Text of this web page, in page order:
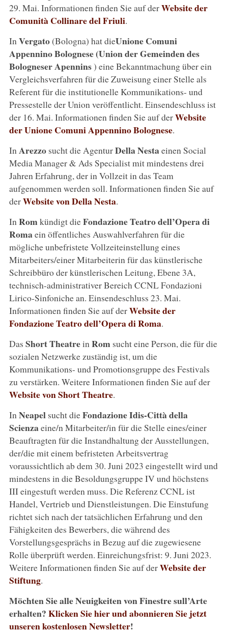
29. Mai. Informationen finden Sie auf derWebsite der
Comunità Collinare del Friuli.
In Vergato(Bologna) hat dieUnione Comuni
Appennino Bolognese (Union der Gemeinden des
Bologneser Apennins) eine Bekanntmachung über ein
Vergleichsverfahren für die Zuweisung einer Stelle als
Referent für die institutionelle Kommunikations- und
Pressestelle der Union veröffentlicht. Einsendeschluss ist
der 16. Mai. Informationen finden Sie auf derWebsite
der Unione Comuni Appennino Bolognese.
In Arezzosucht die AgenturDella Nestaeinen Social
Media Manager & Ads Specialist mit mindestens drei
Jahren Erfahrung, der in Vollzeit in das Team
aufgenommen werden soll. Informationen finden Sie auf
derWebsite von Della Nesta.
In Romkündigt dieFondazione Teatro dell’Opera di
Romaein öffentliches Auswahlverfahren für die
mögliche unbefristete Vollzeiteinstellung eines
Mitarbeiters/einer Mitarbeiterin für das künstlerische
Schreibbüro der künstlerischen Leitung, Ebene 3A,
technisch-administrativer Bereich CCNL Fondazioni
Lirico-Sinfoniche an. Einsendeschluss 23. Mai.
Informationen finden Sie auf derWebsite der
Fondazione Teatro dell’Opera di Roma.
Das Short Theatrein Rom sucht eine Person, die für die
sozialen Netzwerke zuständig ist, um die
Kommunikations- und Promotionsgruppe des Festivals
zu verstärken. Weitere Informationen finden Sie auf der
Website von Short Theatre.
In Neapel sucht dieFondazione Idis-Città della
Scienzaeine/n Mitarbeiter/in für die Stelle eines/einer
Beauftragten für die Instandhaltung der Ausstellungen,
der/die mit einem befristeten Arbeitsvertrag
voraussichtlich ab dem 30. Juni 2023 eingestellt wird und
mindestens in die Besoldungsgruppe IV und höchstens
III eingestuft werden muss. Die Referenz CCNL ist
Handel, Vertrieb und Dienstleistungen. Die Einstufung
richtet sich nach der tatsächlichen Erfahrung und den
Fähigkeiten des Bewerbers, die während des
Vorstellungsgesprächs in Bezug auf die zugewiesene
Rolle überprüft werden. Einreichungsfrist: 9. Juni 2023.
Weitere Informationen finden Sie auf derWebsite der
Stiftung.
Möchten Sie alle Neuigkeiten von Finestre sull’Arte
erhalten?Klicken Sie hier und abonnieren Sie jetzt
unseren kostenlosen Newsletter!